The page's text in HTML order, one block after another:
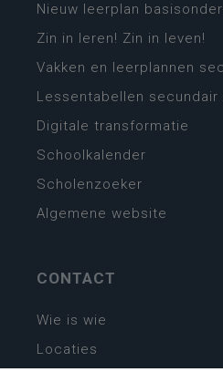
Nieuw leerplan
Zin in leren! Zin in leven!
Vakken en leerplannen
Lessentabellen secundair
Digitale transformatie
Schoolkalender
Scholenzoeker
Algemene website
CONTACT
Wie is wie
Locaties